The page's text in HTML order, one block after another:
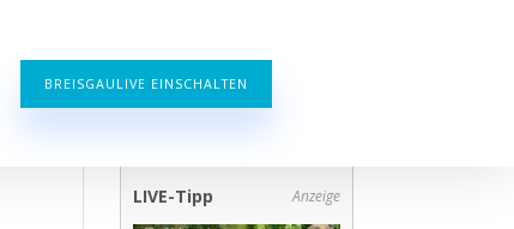
BREISGAULIVE EINSCHALTEN
LIVE-Tipp Anzeige